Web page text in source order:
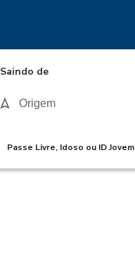
Saindo de
Passe Livre, Idoso ou ID Jovem